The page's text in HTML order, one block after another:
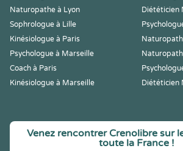
Naturopathe à Lyon
Diététicien
Sophrologue à Lille
Kinésiologue à Paris
Psychologue à Marseille
Coach à Paris
Kinésiologue à Marseille
Diététicien
Venez rencontrer Crenolibre sur
toute la France !